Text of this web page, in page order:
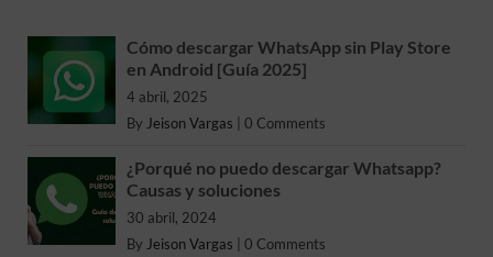
Cómo descargar WhatsApp sin Play Store
en Android [Guía 2025]
4 abril, 2025
By Jeison Vargas 0 Comments
¿Porqué no puedo descargar Whatsapp?
Causas y soluciones
30 abril, 2024
By Jeison Vargas 0 Comments